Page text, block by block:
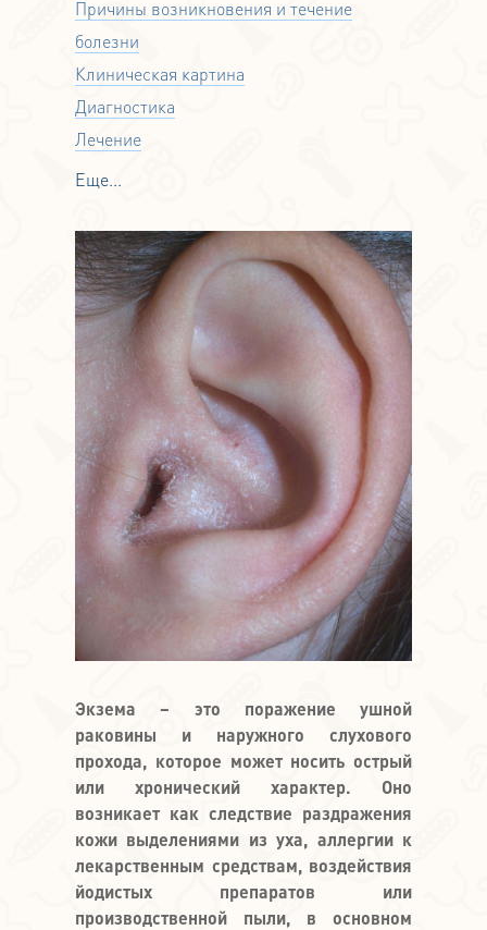
Причины возникновения и течение
болезни
Клиническая картина
Диагностика
Лечение
Еще...
Экзема – это поражение ушной
раковины и наружного слухового
прохода, которое может носить острый
или хронический характер. Оно
возникает как следствие раздражения
кожи выделениями из уха, аллергии к
лекарственным средствам, воздействия
йодистых препаратов или
производственной пыли, в основном